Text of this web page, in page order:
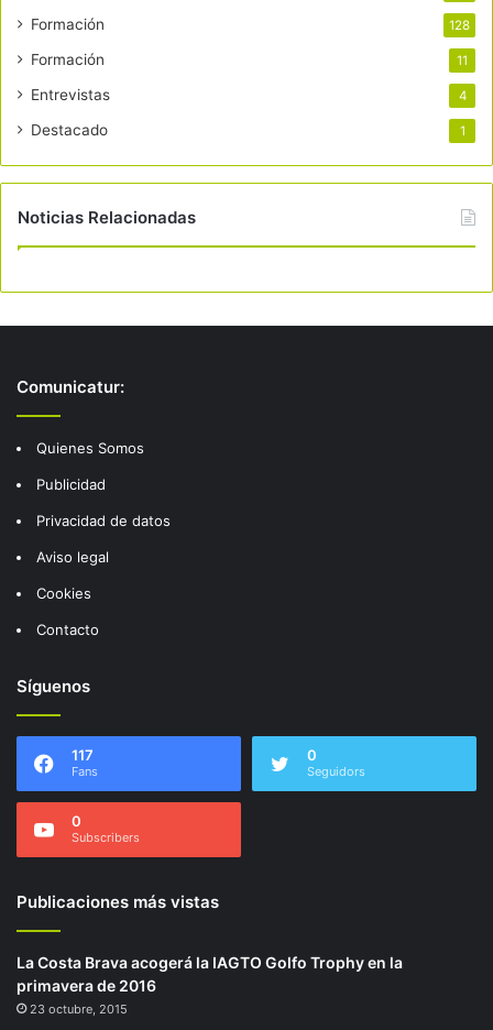
Formación 128
Formación 11
Entrevistas 4
Destacado 1
Noticias Relacionadas
Comunicatur:
Quienes Somos
Publicidad
Privacidad de datos
Aviso legal
Cookies
Contacto
Síguenos
117
Fans
0
Seguidors
0
Subscribers
Publicaciones más vistas
La Costa Brava acogerá la IAGTO Golfo Trophy en la
primavera de 2016
23 octubre, 2015